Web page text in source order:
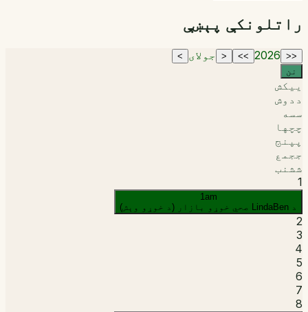
راتلونکې پېښې
<<
2026
>>
< جولای
>
نن
ی یکش
د دوش
س سه‌
چچها
پ پنج
ججمع
ش شنب
1
1am
د LindaBen صحي خوړو بازار (د خوړو وېش)
2
3
4
5
6
7
8